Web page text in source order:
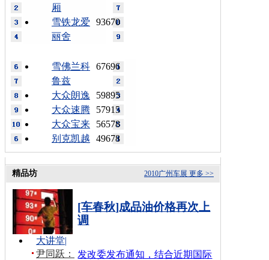
厢
93670
雪铁龙爱
丽舍
67696
雪佛兰科
鲁兹
59895
大众朗逸
57915
大众速腾
56578
大众宝来
49678
别克凯越
更多 >>
2010广州车展
精品坊
[车春秋]成品油价格再次上
调
发改委发布通知，结合近期国际
大讲堂|
尹同跃：